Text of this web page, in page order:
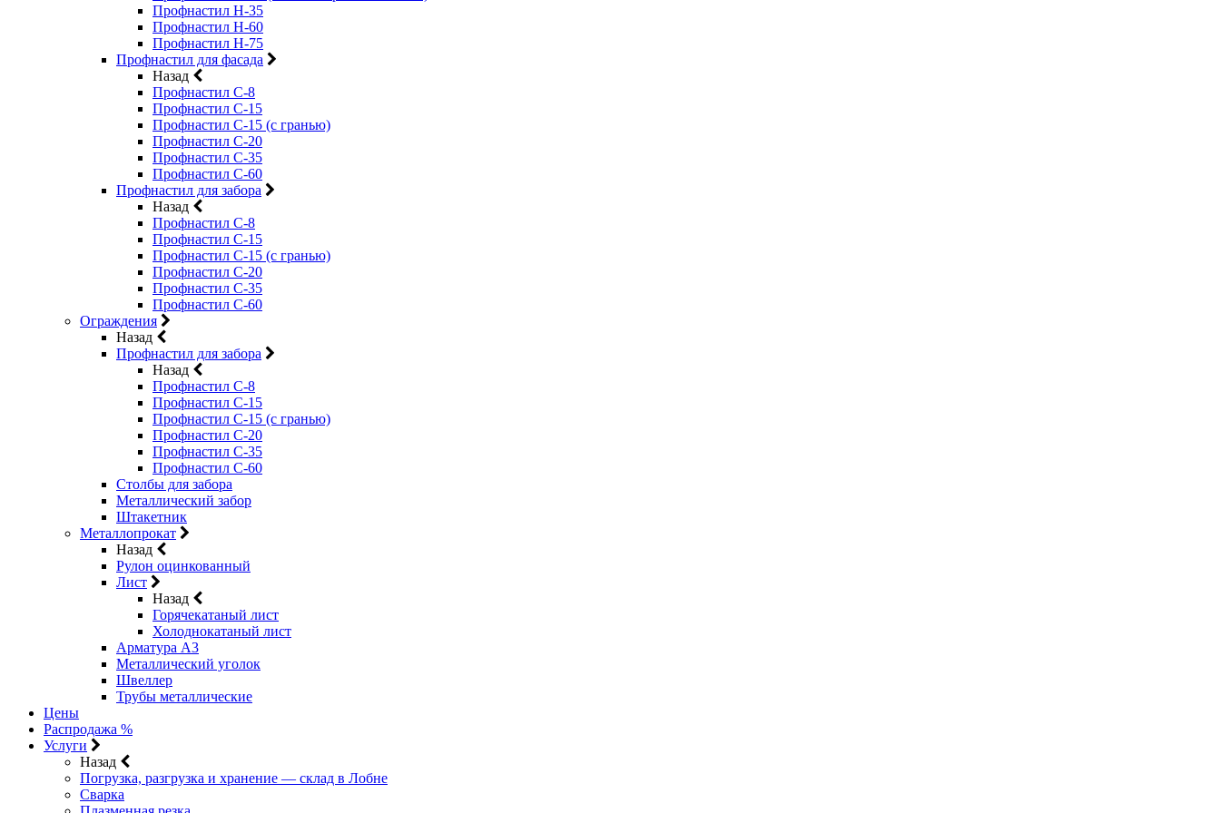
Профнастил Н-35
Профнастил Н-60
Профнастил Н-75
Профнастил для фасада
Назад
Профнастил С-8
Профнастил С-15
Профнастил С-15 (с гранью)
Профнастил С-20
Профнастил С-35
Профнастил С-60
Профнастил для забора
Назад
Профнастил С-8
Профнастил С-15
Профнастил С-15 (с гранью)
Профнастил С-20
Профнастил С-35
Профнастил С-60
Ограждения
Назад
Профнастил для забора
Назад
Профнастил С-8
Профнастил С-15
Профнастил С-15 (с гранью)
Профнастил С-20
Профнастил С-35
Профнастил С-60
Столбы для забора
Металлический забор
Штакетник
Металлопрокат
Назад
Рулон оцинкованный
Лист
Назад
Горячекатаный лист
Холоднокатаный лист
Арматура А3
Металлический уголок
Швеллер
Трубы металлические
Цены
Распродажа %
Услуги
Назад
Погрузка, разгрузка и хранение — склад в Лобне
Сварка